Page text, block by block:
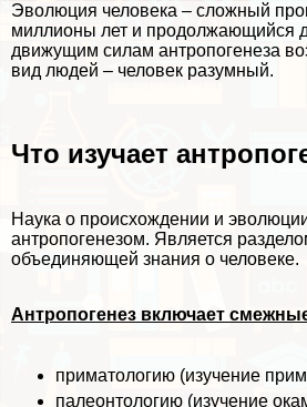
Эволюция человека – сложный
миллионы лет и продолжающийся
движущим силам антропогенеза
вид людей – человек разумный.
Что изучает
Наука о происхождении и
антропогенезом. Является
объединяющей знания о человеке.
Антропогенез включает
приматологию (изучение
палеонтологию (изучение